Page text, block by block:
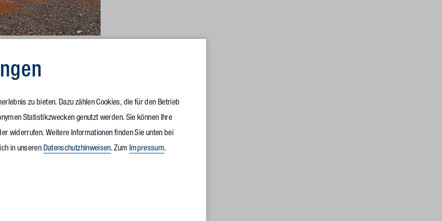
HARRY‘S, Tevis
Partner Vollack Ost
ein wichtiger Meilenstein. Wir können unsere
weiterentwickeln.“ Tevis Martin ergänzt:
Fortschritt dar, der ein weiteres Wachstum
Vollack realisiert, wird in unmittelbarer Nähe des
zu bieten. Dazu zählen Cookies, die für den Betrieb
Statistikzwecken genutzt werden. Sie können Ihre
widerrufen. Weitere Informationen finden Sie unten bei
in unseren Datenschutzhinweisen. Zum Impressum.